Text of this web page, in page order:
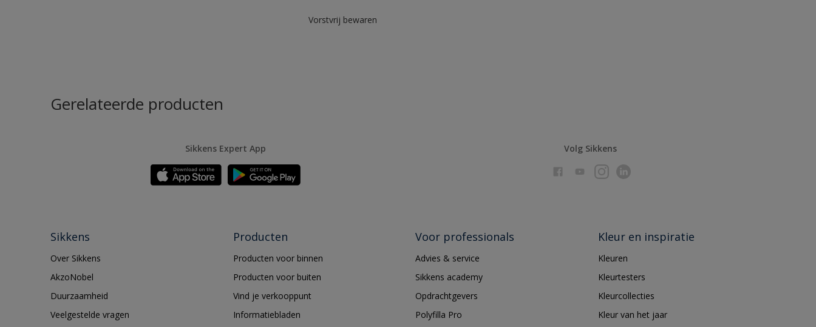
Vorstvrij bewaren
Gerelateerde producten
Sikkens Expert App Volg Sikkens
Sikkens
Over Sikkens
AkzoNobel
Duurzaamheid
Veelgestelde vragen
Producten
Producten voor binnen
Producten voor buiten
Vind je verkooppunt
Informatiebladen
Voor professionals
Advies & service
Sikkens academy
Opdrachtgevers
Polyfilla Pro
Kleur en inspiratie
Kleuren
Kleurtesters
Kleurcollecties
Kleur van het jaar